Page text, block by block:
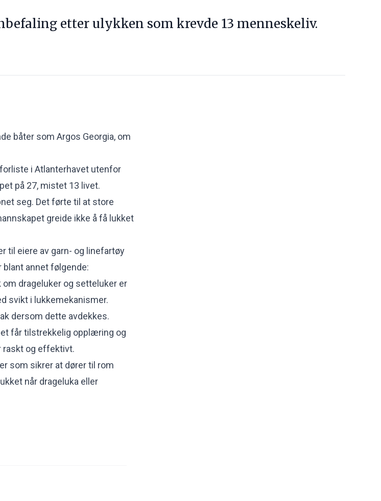
etter ulykken som krevde 13 menneskeliv.
båter som Argos Georgia, om
i Atlanterhavet utenfor
på 27, mistet 13 livet.
seg. Det førte til at store
greide ikke å få lukket
til eiere av garn- og linefartøy
blant annet følgende:
drageluker og setteluker er
svikt i lukkemekanismer.
dersom dette avdekkes.
får tilstrekkelig opplæring og
raskt og effektivt.
som sikrer at dører til rom
når drageluka eller